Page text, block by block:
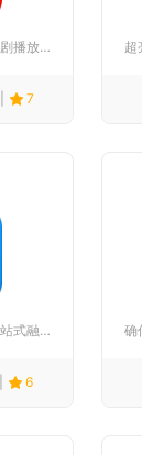
繁花剧场聚焦移动端微短剧播放服务，整合海量正版短剧内容，覆盖...
7
大潮立足海宁本地打造一站式融媒体生活平台，整合本地资讯、便民...
6